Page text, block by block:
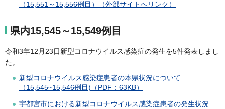
（15,551～15,556例目）（外部サイトへリンク）
県内15,545～15,549例目
令和3年12月23日新型コロナウイルス感染症の発生を5件発表しまし
た。
新型コロナウイルス感染症患者の本県状況について
（15,545~15,546例目)（PDF：63KB）
宇都宮市における新型コロナウイルス感染症患者の発生状況